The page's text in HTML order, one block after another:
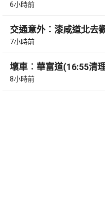
6小時前
交通意外︰漆咸道北去
7小時前
壞車︰華富道(16:55清
8小時前